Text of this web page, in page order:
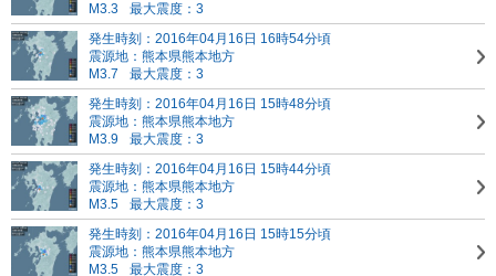
M3.3
最大震度：3
発生時刻：2016年04月16日 16時54分頃
震源地：熊本県熊本地方
M3.7
最大震度：3
発生時刻：2016年04月16日 15時48分頃
震源地：熊本県熊本地方
M3.9
最大震度：3
発生時刻：2016年04月16日 15時44分頃
震源地：熊本県熊本地方
M3.5
最大震度：3
発生時刻：2016年04月16日 15時15分頃
震源地：熊本県熊本地方
M3.5
最大震度：3